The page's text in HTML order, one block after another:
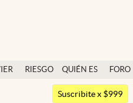
RIESGO
QUIÉN ES
QUIÉN
FORO
Argentina
Suscribite x $999